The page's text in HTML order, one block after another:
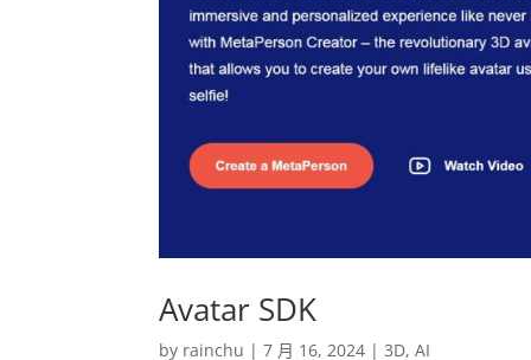
Avatar SDK
by rainchu |7 月 16, 2024 |3D,AI